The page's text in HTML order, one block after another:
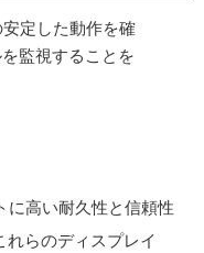
定した動作を確
監視することを
に高い耐久性と信頼性
れらのディスプレイ